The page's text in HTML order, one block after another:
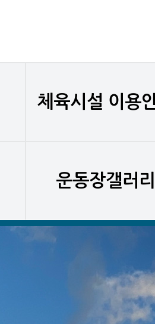
체육시설 이용
운동장갤러리